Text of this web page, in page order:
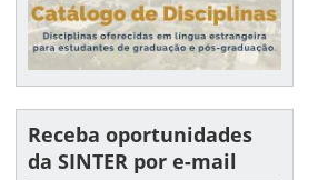
Receba oportunidades
da SINTER por e-mail